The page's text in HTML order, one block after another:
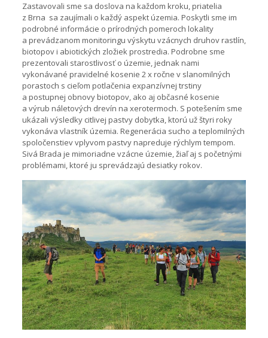
Zastavovali sme sa doslova na každom kroku, priatelia
z Brna sa zaujímali o každý aspekt územia. Poskytli sme im
podrobné informácie o prírodných pomeroch lokality
a prevádzanom monitoringu výskytu vzácnych druhov rastlín,
biotopov i abiotických zložiek prostredia. Podrobne sme
prezentovali starostlivosť o územie, jednak nami
vykonávané pravidelné kosenie 2 x ročne v slanomilných
porastoch s cieľom potlačenia expanzívnej trstiny
a postupnej obnovy biotopov, ako aj občasné kosenie
a výrub náletových drevín na xerotermoch. S potešením sme
ukázali výsledky citlivej pastvy dobytka, ktorú už štyri roky
vykonáva vlastník územia. Regenerácia sucho a teplomilných
spoločenstiev vplyvom pastvy napreduje rýchlym tempom.
Sivá Brada je mimoriadne vzácne územie, žiaľ aj s početnými
problémami, ktoré ju sprevádzajú desiatky rokov.